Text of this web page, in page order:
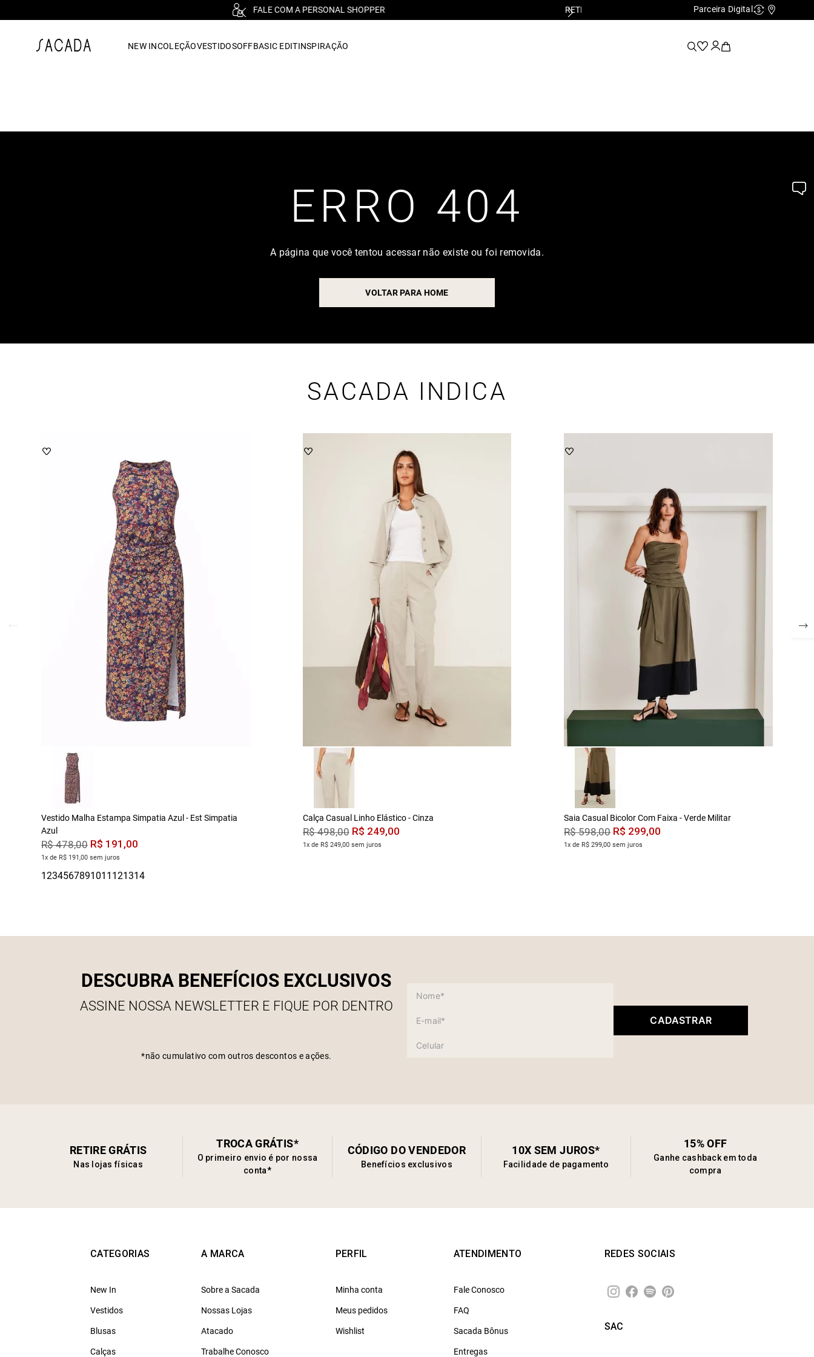
RETIRE GRÁTIS EM LOJA FÍSICA PRIMEIRA TROCA GRÁTIS*
Parceira Digital Cashback
NEW INCOLEÇÃOVESTIDOSOFFBASIC EDITINSPIRAÇÃO
ERRO 404
A página que você tentou acessar não existe ou foi removida.
VOLTAR PARA HOME
SACADA INDICA
Vestido Malha Estampa Simpatia Azul - Est Simpatia
Azul
R$ 478,00 R$ 191 ,00
1x de R$ 191,00 sem juros
Calça Casual Linho Elástico - Cinza
R$ 498,00 R$ 249,00
1x de R$ 249,00 sem juros
Saia Casual Bicolor Com Faixa - Verde Militar
R$ 598,00 R$ 299,00
1x de R$ 299,00 sem juros
DESCUBRA BENEFÍCIOS EXCLUSIVOS
ASSINE NOSSA NEWSLETTER E FIQUE POR DENTRO
*não cumulativo com outros descontos e ações.
CADASTRAR
RETIRE GRÁTIS
Nas lojas físicas
TROCA GRÁTIS*
O primeiro envio é por nossa
conta*
CÓDIGO DO VENDEDOR
Benefícios exclusivos
10X SEM JUROS*
Facilidade de pagamento
15% OFF
Ganhe cashback em toda
compra
CATEGORIAS
New In
Vestidos
Blusas
Calças
A MARCA
Sobre a Sacada
Nossas Lojas
Atacado
Trabalhe Conosco
PERFIL
Minha conta
Meus pedidos
Wishlist
ATENDIMENTO
Fale Conosco
FAQ
Sacada Bônus
Entregas
REDES SOCIAIS
SAC
vestido midi
7º macacão